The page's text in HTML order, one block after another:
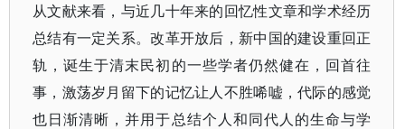
从文献来看，与近几十年来的回忆性文章和学术经历
总结有一定关系。改革开放后，新中国的建设重回正
轨，诞生于清末民初的一些学者仍然健在，回首往
事，激荡岁月留下的记忆让人不胜唏嘘，代际的感觉
也日渐清晰，并用于总结个人和同代人的生命与学